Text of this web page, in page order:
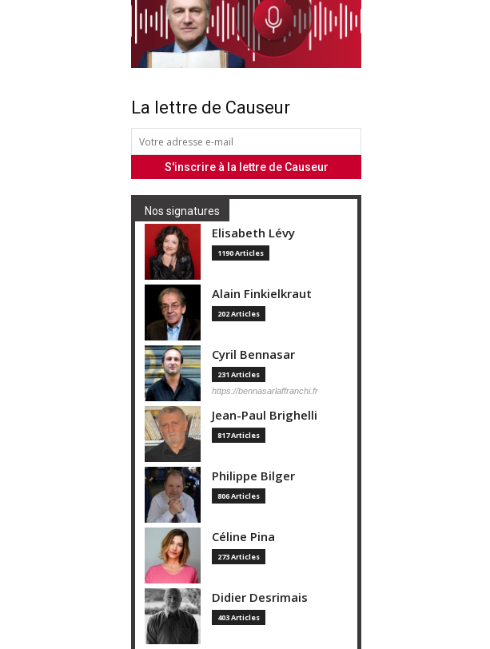
La lettre de Causeur
Nos signatures
Elisabeth Lévy
1190 Articles
Alain Finkielkraut
202 Articles
Cyril Bennasar
231 Articles
https://bennasarlaffranchi.fr
Jean-Paul Brighelli
817 Articles
Philippe Bilger
806 Articles
Céline Pina
273 Articles
Didier Desrimais
403 Articles